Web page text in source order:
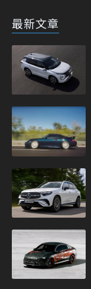
最新文章